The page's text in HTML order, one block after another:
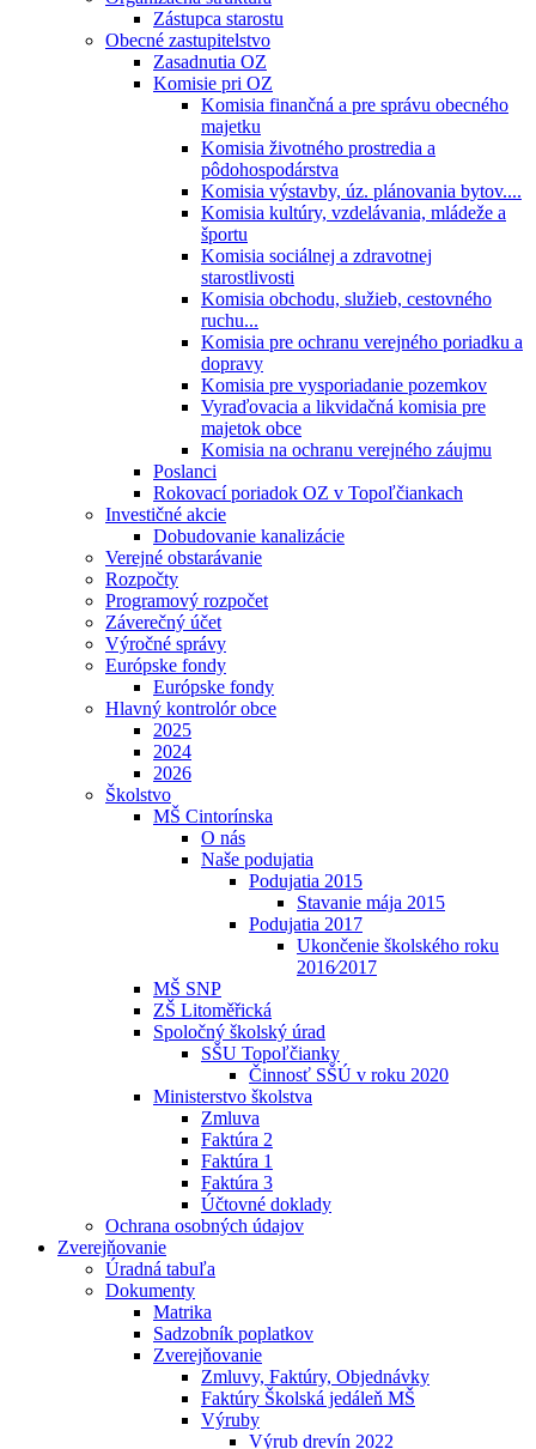
Zástupca starostu
Obecné zastupitelstvo
Zasadnutia OZ
Komisie pri OZ
Komisia finančná a pre správu obecného
majetku
Komisia životného prostredia a
pôdohospodárstva
Komisia výstavby, úz. plánovania bytov....
Komisia kultúry, vzdelávania, mládeže a
športu
Komisia sociálnej a zdravotnej
starostlivosti
Komisia obchodu, služieb, cestovného
ruchu...
Komisia pre ochranu verejného poriadku a
dopravy
Komisia pre vysporiadanie pozemkov
Vyraďovacia a likvidačná komisia pre
majetok obce
Komisia na ochranu verejného záujmu
Poslanci
Rokovací poriadok OZ v Topoľčiankach
Investičné akcie
Dobudovanie kanalizácie
Verejné obstarávanie
Rozpočty
Programový rozpočet
Záverečný účet
Výročné správy
Európske fondy
Európske fondy
Hlavný kontrolór obce
2025
2024
2026
Školstvo
MŠ Cintorínska
O nás
Naše podujatia
Podujatia 2015
Stavanie mája 2015
Podujatia 2017
Ukončenie školského roku
2016⁄2017
MŠ SNP
ZŠ Litoměřická
Spoločný školský úrad
SŠU Topoľčianky
Činnosť SŠÚ v roku 2020
Ministerstvo školstva
Zmluva
Faktúra 2
Faktúra 1
Faktúra 3
Účtovné doklady
Ochrana osobných údajov
Zverejňovanie
Úradná tabuľa
Dokumenty
Matrika
Sadzobník poplatkov
Zverejňovanie
Zmluvy, Faktúry, Objednávky
Faktúry Školská jedáleň MŠ
Výruby
Výrub drevín 2022